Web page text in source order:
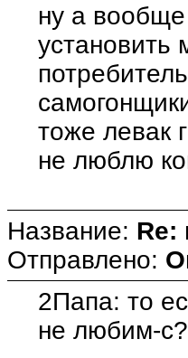
ну а
установить
тоже левак
не люблю
Название: Re:
Отправлено:
2Папа: то
не любим-